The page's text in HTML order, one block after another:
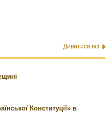
Дивитися всі
Конституції» в